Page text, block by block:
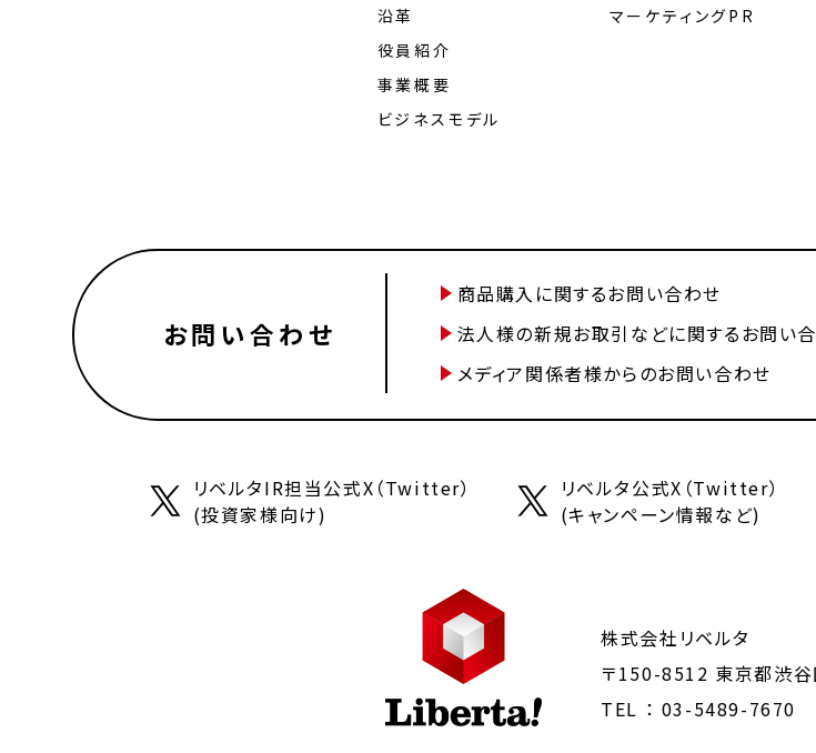
沿革
役員紹介
事業概要
ビジネスモデル
マーケティングPR
お問い合わせ
商品購入に関するお問い合わせ
法人様の新規お取引などに関するお問い
メディア関係者様からのお問い合わせ
リベルタIR担当公式X（Twitter）
(投資家様向け)
リベルタ公式X（Twitter）
(キャンペーン情報など)
株式会社リベルタ
〒150-8512 東京都渋
TEL ： 03-5489-7670